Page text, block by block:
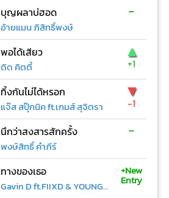
บุญผลาบ่ฮอด
อ้ายแมน ภิสิทธิ์พงษ์
-
พอได้เสียว
ดิด คิตตี้
▲
+1
ทิ้งกันไม่ได้หรอก
แจ๊ส สปุ๊กนิค ft.เกมส์ สุจิตรา
▼
-1
นึกว่าสงสารสักครั้ง
พงษ์สิทธิ์ คำภีร์
-
ทางของเธอ
Gavin D ft.FIIXD & YOUNGOHM
+New
Entry